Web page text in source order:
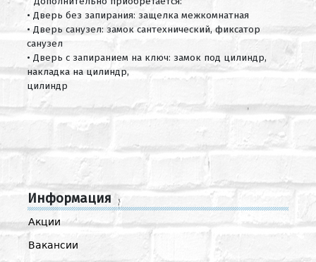
• Дверь без запирания: защелка межкомнатная
• Дверь санузел: замок сантехнический, фиксатор
санузел
• Дверь с запиранием на ключ: замок под цилиндр,
накладка на цилиндр,
цилиндр
Информация
Акции
Вакансии